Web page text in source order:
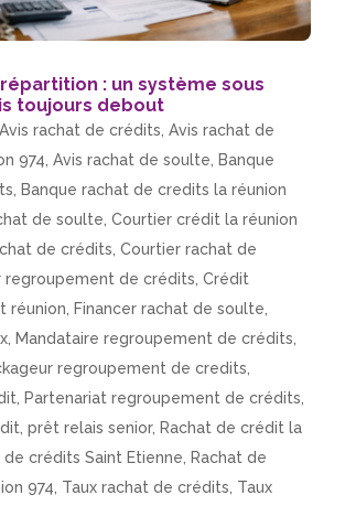
: un système sous
toujours debout
Avis rachat de crédits ,Avis rachat de
974 ,Avis rachat de soulte
Banque
Banque rachat de credits la réunion
de soulte ,Courtier crédit la réunion
de crédits ,Courtier rachat de
regroupement de crédits ,Crédit
réunion Financer rachat de soulte
Mandataire regroupement de crédits
regroupement de credits
Partenariat regroupement de crédits
,prêt relais senior, Rachat de crédit la
de crédits Saint Etienne
Rachat de
974 Taux rachat de crédits Taux